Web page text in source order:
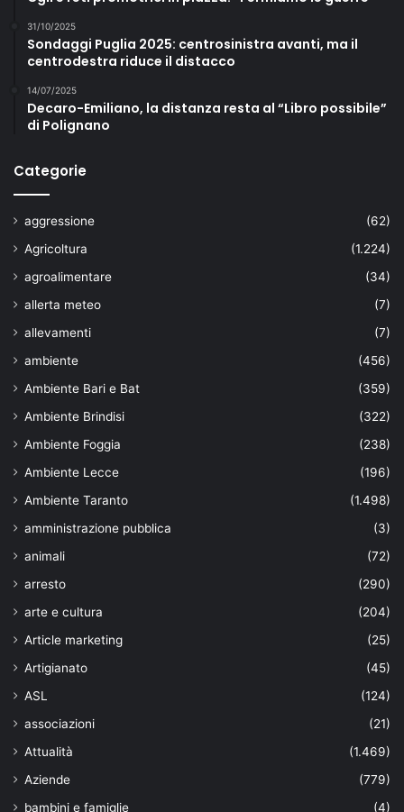
31/10/2025
Sondaggi Puglia 2025: centrosinistra avanti, ma il
centrodestra riduce il distacco
14/07/2025
Decaro-Emiliano, la distanza resta al “Libro possibile”
di Polignano
Categorie
aggressione
(62)
Agricoltura
(1.224)
agroalimentare
(34)
allerta meteo
(7)
allevamenti
(7)
ambiente
(456)
Ambiente Bari e Bat
(359)
Ambiente Brindisi
(322)
Ambiente Foggia
(238)
Ambiente Lecce
(196)
Ambiente Taranto
(1.498)
amministrazione pubblica
(3)
animali
(72)
arresto
(290)
arte e cultura
(204)
Article marketing
(25)
Artigianato
(45)
ASL
(124)
associazioni
(21)
Attualità
(1.469)
Aziende
(779)
bambini e famiglie
(4)